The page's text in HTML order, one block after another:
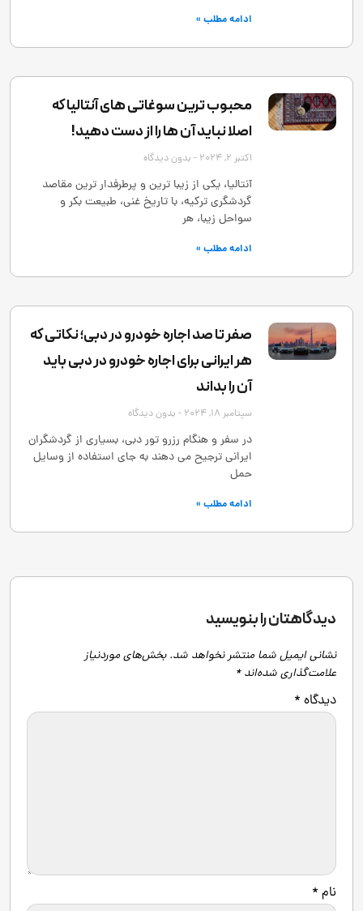
ادامه مطلب »
محبوب ترین سوغاتی های آنتالیا که
اصلا نباید آن ها را از دست دهید!
اکتبر 2, 2024 بدون دیدگاه
آنتالیا، یکی از زیبا ترین و پرطرفدار ترین مقاصد
گردشگری ترکیه، با تاریخ غنی، طبیعت بکر و
سواحل زیبا، هر
ادامه مطلب »
صفر تا صد اجاره خودرو در دبی؛ نکاتی که
هر ایرانی برای اجاره خودرو در دبی باید
آن را بداند
سپتامبر 18, 2024 بدون دیدگاه
در سفر و هنگام رزرو تور دبی، بسیاری از گردشگران
ایرانی ترجیح می ‌دهند به ‌جای استفاده از وسایل
حمل
ادامه مطلب »
دیدگاهتان را بنویسید
نشانی ایمیل شما منتشر نخواهد شد. بخش‌های موردنیاز
علامت‌گذاری شده‌اند*
دیدگاه *
نام *